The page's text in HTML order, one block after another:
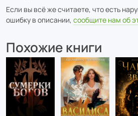
Если вы всё же считаете, что есть
ошибку в описании, сообщите нам об
Похожие книги